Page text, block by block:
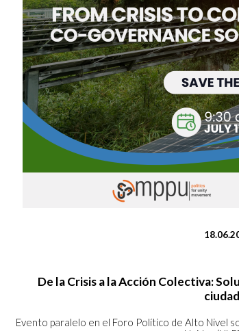
De la Crisis a la Acción Colectiva:
Evento paralelo en el Foro Político de Alto Nivel